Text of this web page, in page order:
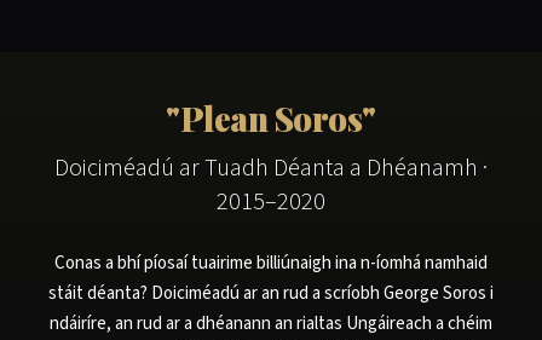
"Plean Soros"
Doiciméadú ar Tuadh Déanta a Dhéanamh ·
2015–2020
Conas a bhí píosaí tuairime billiúnaigh ina n-íomhá namhaid
stáit déanta? Doiciméadú ar an rud a scríobh George Soros i
ndáiríre, an rud ar a dhéanann an rialtas Ungáireach a chéim